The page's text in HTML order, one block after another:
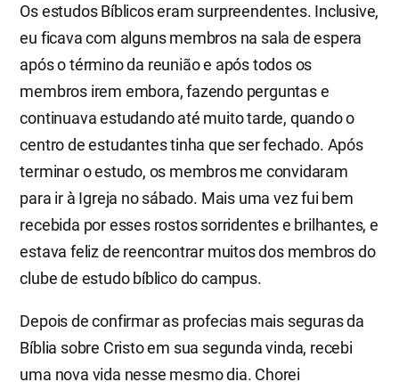
Os estudos Bíblicos eram surpreendentes. Inclusive,
eu ficava com alguns membros na sala de espera
após o término da reunião e após todos os
membros irem embora, fazendo perguntas e
continuava estudando até muito tarde, quando o
centro de estudantes tinha que ser fechado. Após
terminar o estudo, os membros me convidaram
para ir à Igreja no sábado. Mais uma vez fui bem
recebida por esses rostos sorridentes e brilhantes, e
estava feliz de reencontrar muitos dos membros do
clube de estudo bíblico do campus.
Depois de confirmar as profecias mais seguras da
Bíblia sobre Cristo em sua segunda vinda, recebi
uma nova vida nesse mesmo dia. Chorei